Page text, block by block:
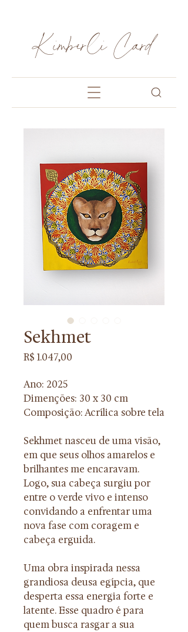
Kimberli Card
Sekhmet
R$ 1.047,00
Ano: 2025
Dimenções: 30 x 30 cm
Composição: Acrílica sobre tela
Sekhmet nasceu de uma visão,
em que seus olhos amarelos e
brilhantes me encaravam.
Logo, sua cabeça surgiu por
entre o verde vivo e intenso
convidando a enfrentar uma
nova fase com coragem e
cabeça erguida.
Uma obra inspirada nessa
grandiosa deusa egípcia, que
desperta essa energia forte e
latente. Esse quadro é para
quem busca rasgar a sua